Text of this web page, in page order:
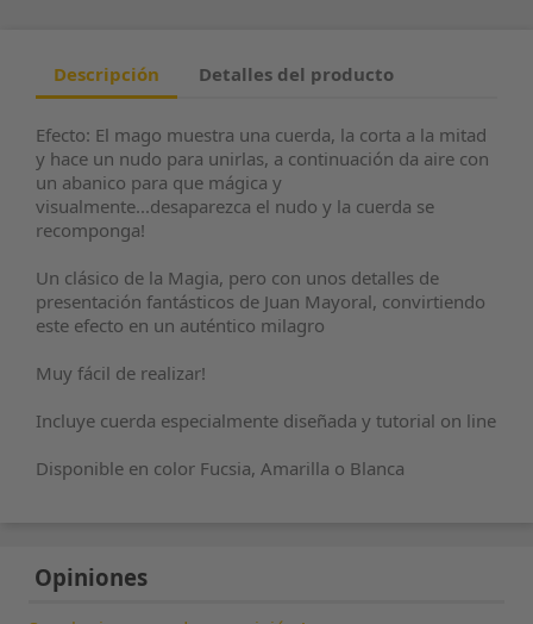
Descripción Detalles del producto
Efecto: El mago muestra una cuerda, la corta a la mitad
y hace un nudo para unirlas, a continuación da aire con
un abanico para que mágica y
visualmente...desaparezca el nudo y la cuerda se
recomponga!
Un clásico de la Magia, pero con unos detalles de
presentación fantásticos de Juan Mayoral, convirtiendo
este efecto en un auténtico milagro
Muy fácil de realizar!
Incluye cuerda especialmente diseñada y tutorial on line
Disponible en color Fucsia, Amarilla o Blanca
Opiniones